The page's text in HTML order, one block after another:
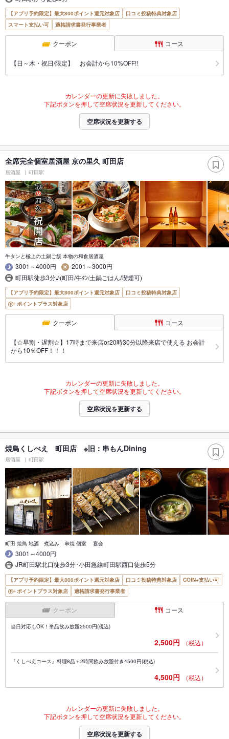
【アプリ予約限定】最大800ポイント還元対象店
口コミ投稿特典対象店
スマート支払い可
適格請求書発行事業者
クーポン コース
【日～木・祝日/限定】 お会計から10%OFF!!
カレンダーの更新に失敗しました。
下記ボタンを押して空席状況を更新してください。
空席状況を更新する
全席完全個室居酒屋 京の里久 町田店
居酒屋 町田駅
牛タンと極上の土鍋ご飯 本物の和食居酒屋
3001～4000円
2001～3000円
町田駅徒歩3分♪(町田/牛ﾀﾝ/土鍋ごはん/喫煙可)
【アプリ予約限定】最大800ポイント還元対象店
口コミ投稿特典対象店
ポイントプラス対象店
クーポン コース
【☆早割・遅割☆】17時まで来店or20時30分以降来店で使える お会計
から10％OFF！！！
カレンダーの更新に失敗しました。
下記ボタンを押して空席状況を更新してください。
空席状況を更新する
焼鳥くしべえ 町田店 ※旧：串もんDining
居酒屋 町田駅
町田 焼鳥 地酒 煮込み 串焼 個室 宴会
3001～4000円
JR町田駅北口徒歩3分･小田急線町田駅西口徒歩5分
【アプリ予約限定】最大800ポイント還元対象店 口コミ投稿特典対象店
COIN+支払い可
ポイントプラス対象店
適格請求書発行事業者
クーポン コース
当日対応もOK！単品飲み放題2500円(税込)
2,500円 （税込）
『くしべえコース』料理8品＋2時間飲み放題付き4500円(税込)
4,500円 （税込）
カレンダーの更新に失敗しました。
下記ボタンを押して空席状況を更新してください。
空席状況を更新する